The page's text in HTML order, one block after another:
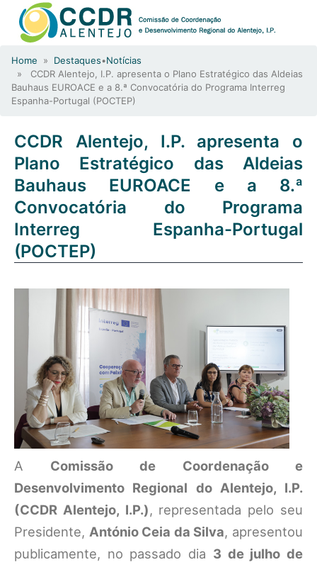
Home » Destaques•Notícias
» CCDR Alentejo, I.P. apresenta o Plano Estratégico das Aldeias
Bauhaus EUROACE e a 8.ª Convocatória do Programa Interreg
Espanha-Portugal (POCTEP)
CCDR Alentejo, I.P. apresenta o
Plano Estratégico das Aldeias
Bauhaus EUROACE e a 8.ª
Convocatória do Programa
Interreg Espanha-Portugal
(POCTEP)
A Comissão de Coordenação e
Desenvolvimento Regional do Alentejo, I.P.
(CCDR Alentejo, I.P.), representada pelo seu
Presidente, António Ceia da Silva, apresentou
publicamente, no passado dia 3 de julho de